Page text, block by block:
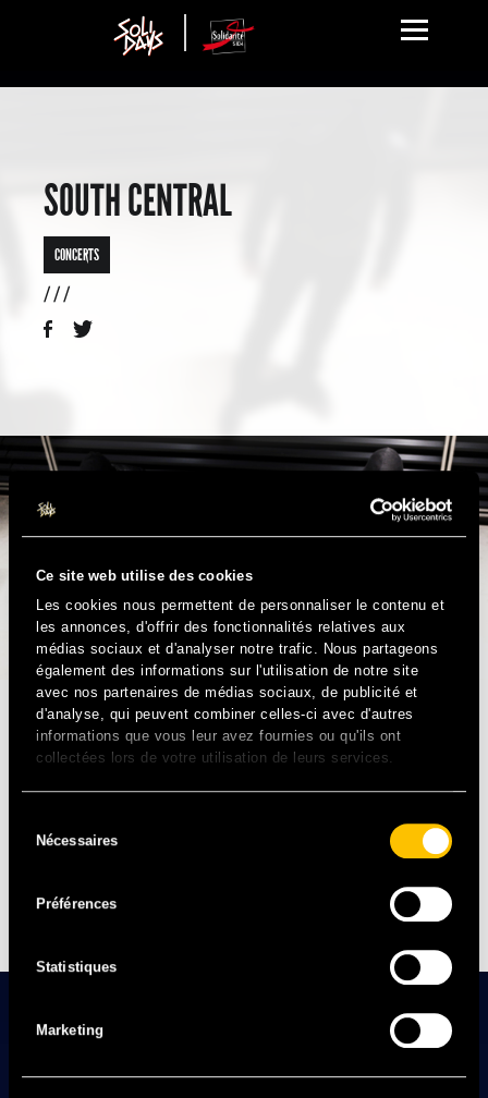
Ce site web utilise des cookies
Les cookies nous permettent de personnaliser le contenu et
les annonces, d'offrir des fonctionnalités relatives aux
médias sociaux et d'analyser notre trafic. Nous partageons
également des informations sur l'utilisation de notre site
avec nos partenaires de médias sociaux, de publicité et
d'analyse, qui peuvent combiner celles-ci avec d'autres
informations que vous leur avez fournies ou qu'ils ont
collectées lors de votre utilisation de leurs services.
duNécessaires
Préférences
Statistiques
Marketing
SOUTH CENTRAL
CONCERTS
/ / /
ELECTRO – GB
qui retourne les dancefloors, de chaque côté de la
Manche. Sans limite, le duo de producteurs/DJ’s emmêle
et sons barrés pour créer un cocktail irrésistiblement